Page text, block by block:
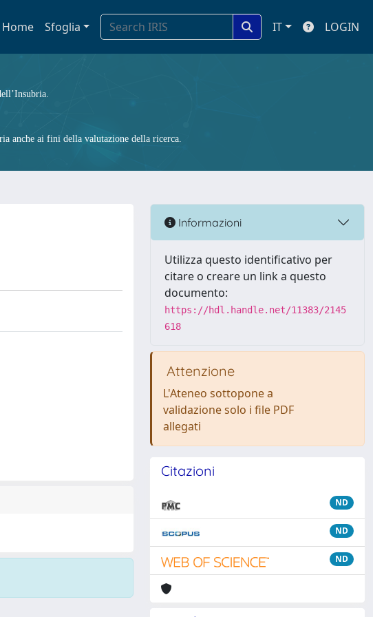
Home Sfoglia IT LOGIN
anche ai fini della valutazione della ricerca.
Informazioni
Utilizza questo identificativo per
citare o creare un link a questo
documento:
https://hdl.handle.net/11383/2145
618
Attenzione
L'Ateneo sottopone a
validazione solo i file PDF
allegati
Citazioni
ND
ND
ND